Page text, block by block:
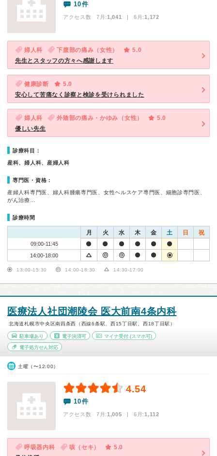
10件
アクセス数 7月:1,041 | 6月:1,172
婦人科 下腹部の痛み（女性）
5.0
先生とスタッフの方々へ感謝します
健康診断
5.0
安心して苦痛なく診察と検診を受けられました
婦人科 外陰部の痛み・かゆみ（女性）
5.0
優しい先生
診療科目：
産科、婦人科、産婦人科
専門医・資格：
産婦人科専門医、婦人科腫瘍専門医、女性ヘルスケア専門医、細胞診専門医、
がん治療…
診療時間
月 火 水 木 金 土 日 祝
09:00-11:45
14:00-18:00
13:00-15:30 14:00-18:30 14:30-17:00
医療法人社団潮陵会 医大前南4条内科
北海道札幌市中央区南四条西（西線6条駅、西15丁目駅、西18丁目駅）
駐車場あり 電子決済可 マイナ受付 (スマホ可)
電子処方せん対応
土曜（〜12:00）
4.54
10件
アクセス数 7月:1,005 | 6月:1,112
呼吸器内科 咳（セキ）
5.0